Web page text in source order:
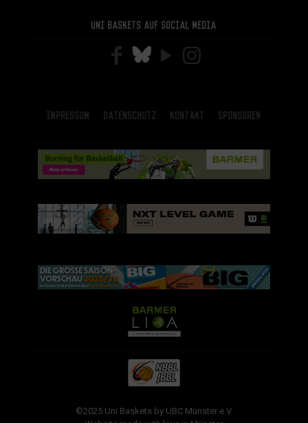
Uni Baskets auf Social Media
Impressum Datenschutz Kontakt Sponsoren
©2025 Uni Baskets by UBC Münster e.V.